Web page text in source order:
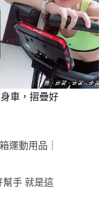
車，摺疊好
運動用品｜
幫手 就是這